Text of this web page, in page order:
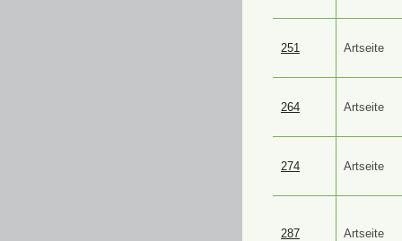
251 Artseite
264 Artseite
274 Artseite
287 Artseite